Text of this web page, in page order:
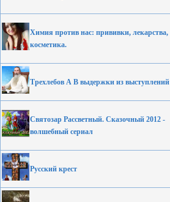
Химия против нас: прививки, лекарства,
косметика.
Трехлебов А В выдержки из выступлений
Святозар Рассветный. Сказочный 2012 -
волшебный сериал
Русский крест